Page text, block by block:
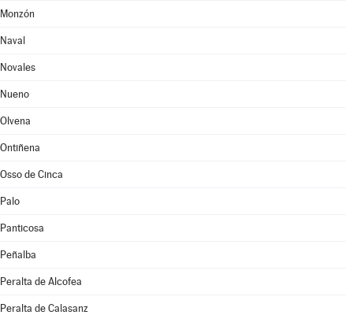
Monzón
Naval
Novales
Nueno
Olvena
Ontiñena
Osso de Cinca
Palo
Panticosa
Peñalba
Peralta de Alcofea
Peralta de Calasanz